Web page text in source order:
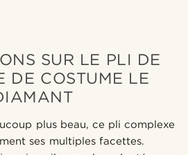
SUR LE PLI DE
DE COSTUME LE
plus beau, ce pli complexe
ses multiples facettes.